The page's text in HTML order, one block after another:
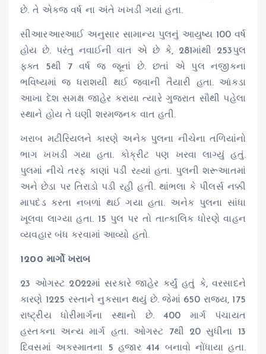
છે. તે એકજ વર્ષ ના અંતે ખખડી ગયાં હતા.
સીઆરઆરઆઈ અનુસાર સામાન્ય પુલનું આયુષ્ય 100 વર્ષ
હોય છે. પરંતુ નવાઈની વાત એ છે કે, 281માંથી 253પુલ
ફક્ત 5થી 7 વર્ષ જ જૂનાં છે. છતાં એ પુલ નજીકના
ભવિષ્યમાં જ ધરાશયી થઈ જવાની તૈયારી હતા. આંકડા
આખા દેશ સમક્ષ જાહેર કરાયા ત્યારે ગુજરાત સૌથી પહેલા
સ્થાને હોય તે ઘણી શરમજનક વાત હતી.
ખરાબ મટીરિયલને કારણે અનેક પુલના નીચેના તળિયાંનો
ભાગ ખખડી ગયા હતા. કોક્રીટ પણ ખરવા લાગ્યું હતું.
પુલમાં નીચે તરફ કાણાં પડી રહ્યાં હતા. પુલની શરૂઆતમાં
અને છેડા પર તિરાડો પડી રહી હતી. થાંભલા કે પીલર્સ નક્કી
માપદંડ કરતા નબળાં થઈ ગયા હતા. અનેક પુલના સાંધા
ખૂલવા લાગ્યા હતા. 15 પુલ પર તો તાત્કાલિક ધોરણે વાહન
વ્યવહાર બંધ કરવામાં આવ્યો હતો.
1200 માર્ગો ખરાબ
23 ઓગસ્ટ 2022માં સરકારે જાહેર કર્યું હતું કે, વરસાદને
કારણે 1225 રસ્તાને નુકસાન થયું છે. જેમાં 650 રાજ્ય, 175
રાષ્ટ્રીય ધોરીમાર્ગના સ્થાનો છે. 400 માર્ગ પંચાયત
હસ્તકના અન્ય માર્ગ હતા. ઓગસ્ટ 7થી 20 સુધીના 13
દિવસમાં અકસ્માતના 5 હજાર 414 બનાવો નોંધાયા હતા.